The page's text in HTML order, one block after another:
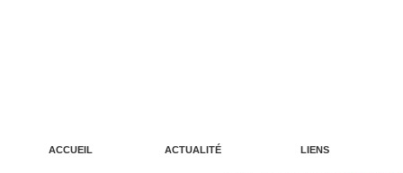
ACCUEIL ACTUALITÉ LIENS